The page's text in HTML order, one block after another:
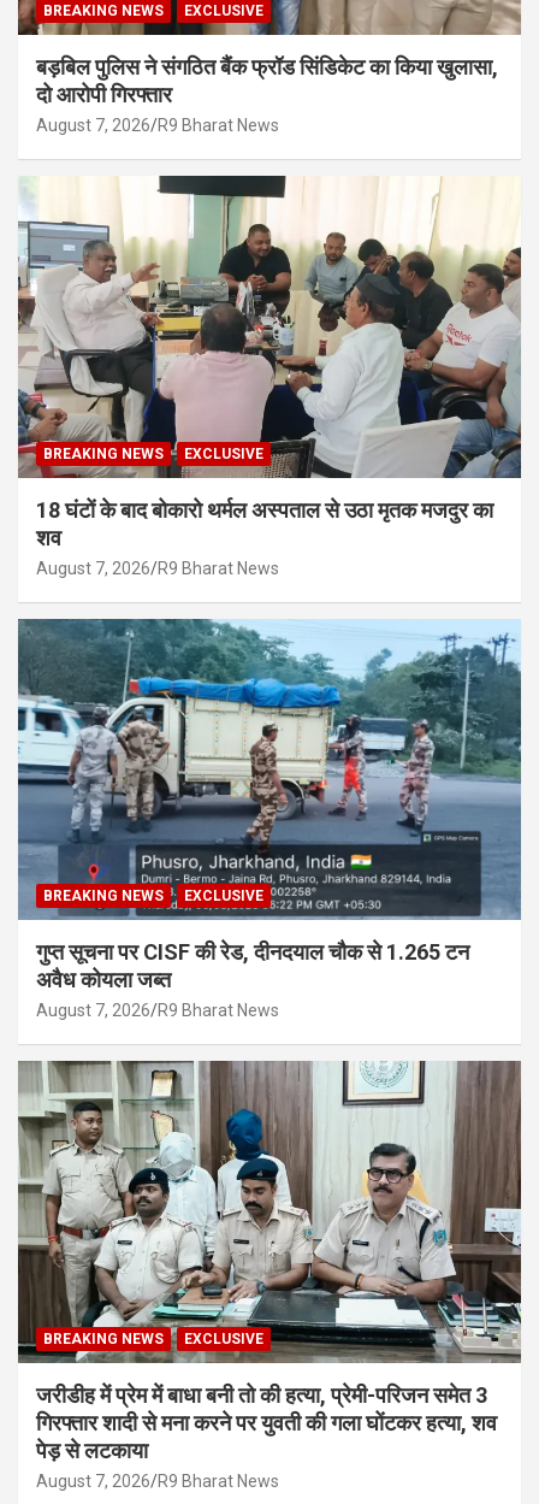
BREAKING NEWS EXCLUSIVE
बड़बिल पुलिस ने संगठित बैंक फ्रॉड सिंडिकेट का किया खुलासा,
दो आरोपी गिरफ्तार
August 7, 2026 R9 Bharat News
BREAKING NEWS EXCLUSIVE
18 घंटों के बाद बोकारो थर्मल अस्पताल से उठा मृतक मजदुर का
शव
August 7, 2026 R9 Bharat News
BREAKING NEWS EXCLUSIVE
गुप्त सूचना पर CISF की रेड, दीनदयाल चौक से 1.265 टन
अवैध कोयला जब्त
August 7, 2026 R9 Bharat News
BREAKING NEWS EXCLUSIVE
जरीडीह में प्रेम में बाधा बनी तो की हत्या, प्रेमी-परिजन समेत 3
गिरफ्तार शादी से मना करने पर युवती की गला घोंटकर हत्या, शव
पेड़ से लटकाया
August 7, 2026 R9 Bharat News